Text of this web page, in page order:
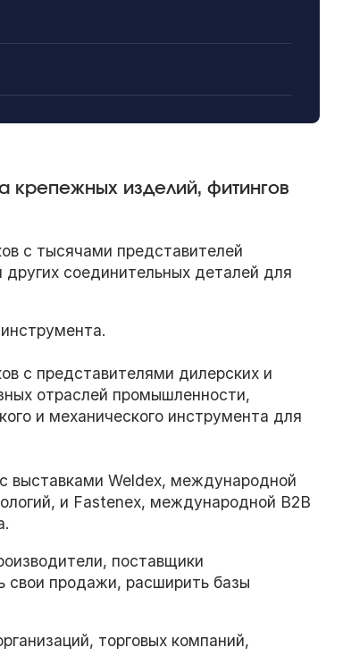
крепежных изделий, фитингов
с тысячами представителей
соединительных деталей для
с представителями дилерских и
отраслей промышленности,
и механического инструмента для
выставками Weldeх, международной
и Fastenex, международной B2B
поставщики
свои продажи, расширить базы
торговых компаний,